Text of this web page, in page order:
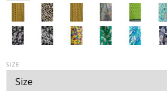
SIZE